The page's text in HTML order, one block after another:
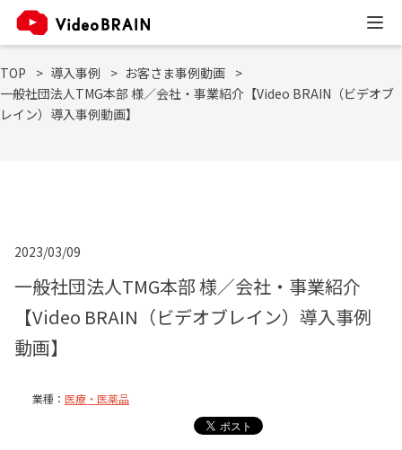
TOP 導入事例
お客さま事例動画
一般社団法人TMG本部 様／会社・事業紹介【Video BRAIN（ビデオブ
レイン）導入事例動画】
2023/03/09
一般社団法人TMG本部 様／会社・事業紹介
【Video BRAIN（ビデオブレイン）導入事例
動画】
業種： 医療・医薬品